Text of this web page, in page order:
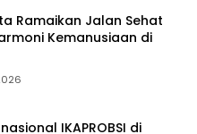
Ramaikan Jalan Sehat
Kemanusiaan di
IKAPROBSI di